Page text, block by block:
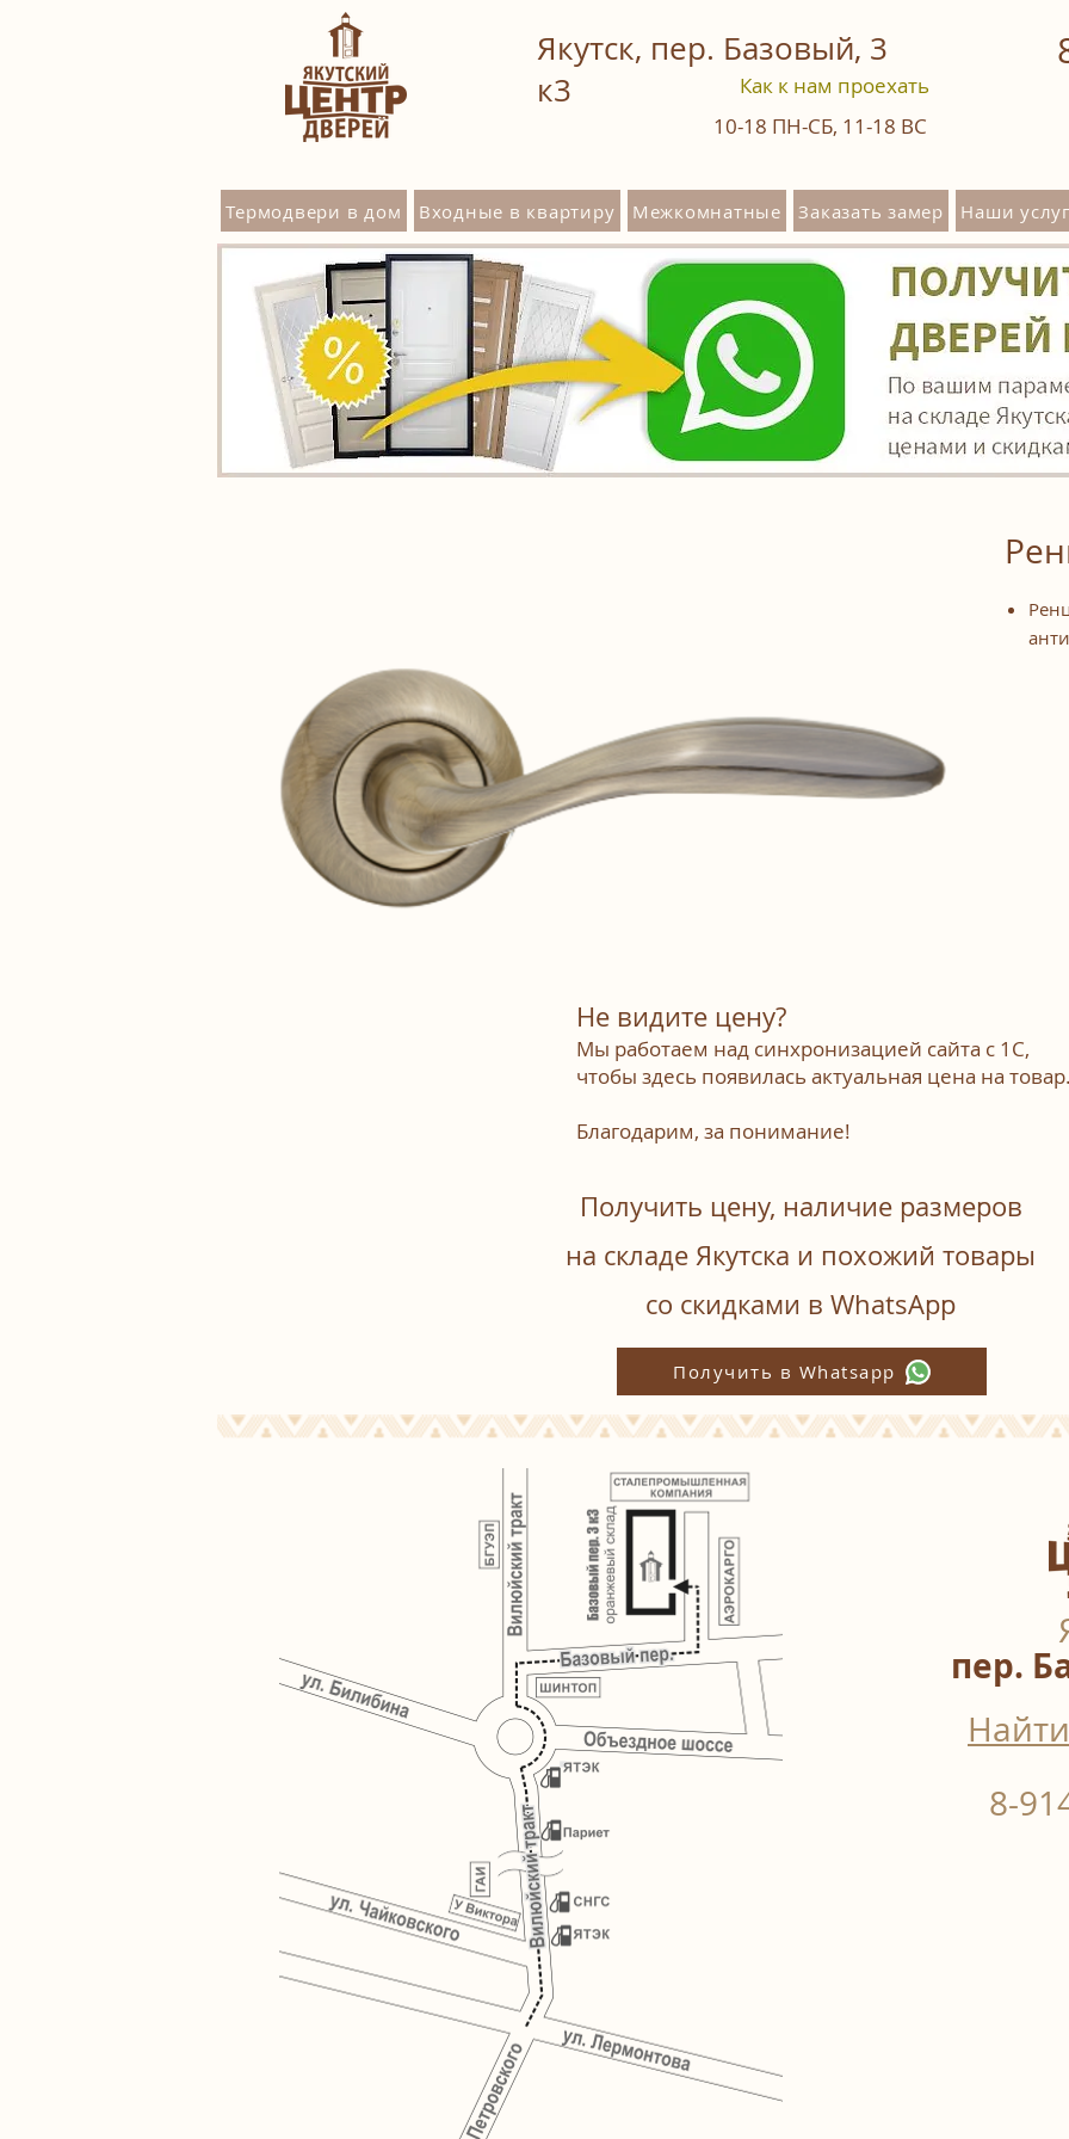
Якутск, пер. Базовый, 3
к3
Термодвери в дом Входные в квартиру Межкомнатные Заказать замер Наши
Как к нам проехать
10-18 ПН-СБ, 11-18 ВС
Не видите цену?
Мы работаем над синхронизацией сайта с 1С,
чтобы здесь появилась актуальная цена на
Благодарим, за понимание!
Получить цену, наличие размеров
на складе Якутска и похожий товары
со скидками в WhatsАpp
Получить в Whatsapp
пер.
8-